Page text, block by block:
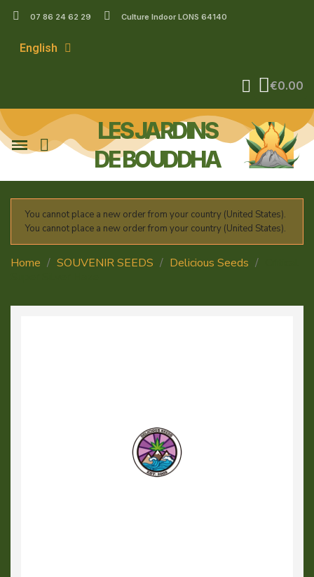
07 86 24 62 29 Culture Indoor LONS 64140
English
€0.00
LES JARDINS
DE BOUDDHA
You cannot place a new order from your country (United States).
You cannot place a new order from your country (United States).
Home SOUVENIR SEEDS Delicious Seeds